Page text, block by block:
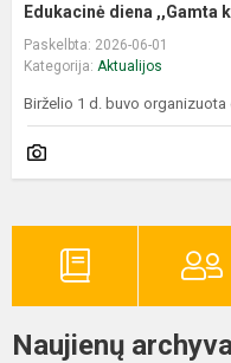
Edukacinė diena ,,Gamta
Paskelbta: 2026-06-01
Kategorija: Aktualijos
Birželio 1 d. buvo organizuota
Naujienų